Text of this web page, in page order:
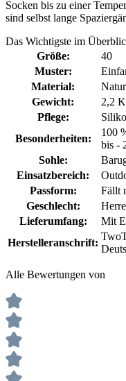
Socken bis zu einer
sind selbst lange
Das Wichtigste im
Größe:
40
Muster:
Material:
Gewicht:
2,2
Pflege:
Besonderheiten:
100
bis -
Sohle:
Einsatzbereich:
Passform:
Fällt
Geschlecht:
Lieferumfang:
Mit
Herstelleranschrift:
Alle Bewertungen von